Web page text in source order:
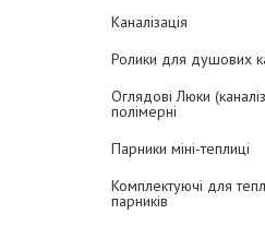
Каналізація
Ролики для душових
Оглядові Люки
полімерні
Парники міні-теплиці
Комплектуючі для
парників